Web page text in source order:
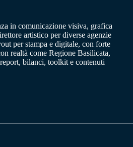
in comunicazione visiva, grafica
artistico per diverse agenzie
per stampa e digitale, con forte
realtà come Regione Basilicata,
bilanci, toolkit e contenuti